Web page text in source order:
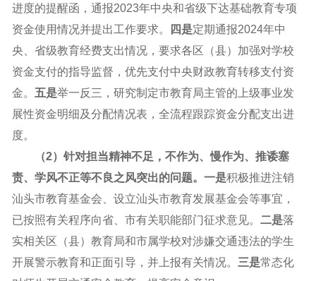
进度的提醒函，通报2023年中央和省级下达基础教育专项
资金使用情况并提出工作要求。
四是定期通报2024年中
央、省级教育经费支出情况，要求各区（县）加强对学校
资金支付的指导监督，优先支付中央财政教育转移支付资
金。 五是举一反三，研究制定市教育局主管的上级事业发
展性资金明细及分配情况表，全流程跟踪资金分配支出进
度。
（2）针对担当精神不足，不作为、慢作为、推诿塞
责、学风不正等不良之风突出的问题。一是积极推进注销
汕头市教育基金会、设立汕头市教育发展基金会等事宜，
已按照有关程序向省、市有关职能部门征求意见。 二是落
实相关区（县）教育局和市属学校对涉嫌交通违法的学生
开展警示教育和正面引导，并上报有关情况。 三是常态化